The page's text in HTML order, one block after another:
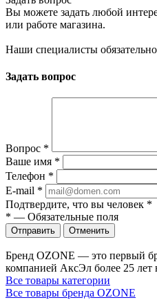
Вы можете задать любой
или работе магазина.
Наши специалисты
Задать вопрос
Вопрос *
Ваше имя *
Телефон *
E-mail *
Подтвердите, что вы человек *
* — Обязательные поля
Отправить Отменить
Бренд OZONE — это первый
компанией АксЭл более 25 лет
Все товары категории
Все товары бренда OZONE